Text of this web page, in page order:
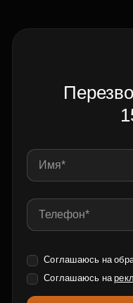
Соглашаюсь на
Соглашаюсь на